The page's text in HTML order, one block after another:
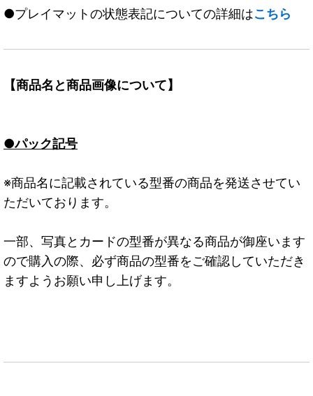
●プレイマットの状態表記についての詳細はこちら
【商品名と商品画像について】
●パック記号
※商品名に記載されている型番の商品を発送させてい
ただいております。
一部、写真とカードの型番が異なる商品が御座います
ので購入の際、必ず商品の型番をご確認していただき
ますようお願い申し上げます。